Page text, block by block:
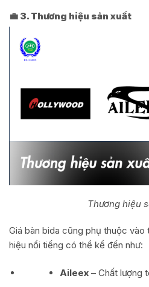
💼 3. Thương hiệu sản xuất
Thương hiệu
Giá bàn bida cũng phụ thuộc
hiệu nổi tiếng có thể kể đến như:
Aileex – Chất lượng